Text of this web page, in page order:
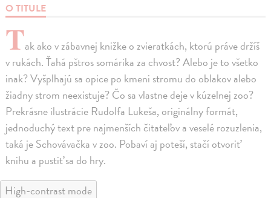
O TITULE
Tak ako v zábavnej knižke o zvieratkách, ktorú práve držíš
v rukách. Ťahá pštros somárika za chvost? Alebo je to všetko
inak? Vyšplhajú sa opice po kmeni stromu do oblakov alebo
žiadny strom neexistuje? Čo sa vlastne deje v kúzelnej zoo?
Prekrásne ilustrácie Rudolfa Lukeša, originálny formát,
jednoduchý text pre najmenších čitateľov a veselé rozuzlenia,
taká je Schovávačka v zoo. Pobaví aj poteší, stačí otvoriť
knihu a pustiť sa do hry.
High-contrast mode